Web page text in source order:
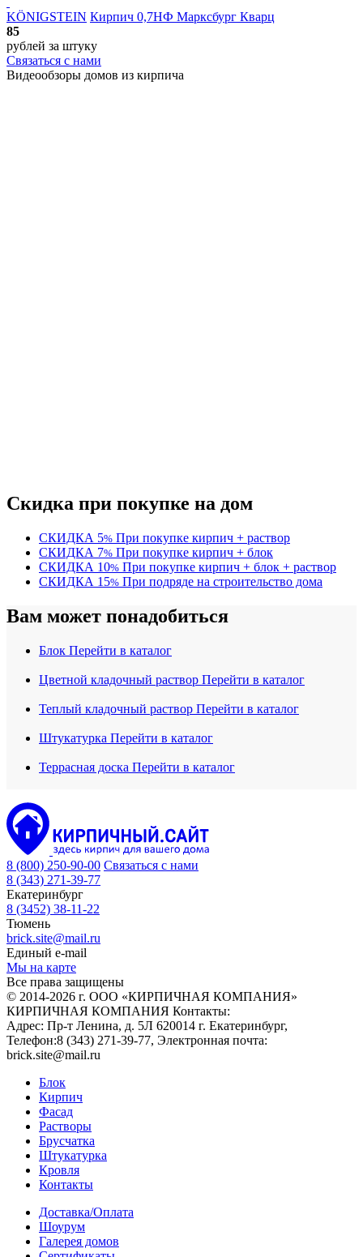
KÖNIGSTEIN Кирпич 0,7НФ Марксбург Кварц
85
рублей за штуку
Связаться с нами
Видеообзоры домов из кирпича
Скидка при покупке на дом
СКИДКА 5% При покупке кирпич + раствор
СКИДКА 7% При покупке кирпич + блок
СКИДКА 10% При покупке кирпич + блок + раствор
СКИДКА 15% При подряде на строительство дома
Вам может понадобиться
Блок Перейти в каталог
Цветной кладочный раствор Перейти в каталог
Теплый кладочный раствор Перейти в каталог
Штукатурка Перейти в каталог
Террасная доска Перейти в каталог
8 (800) 250-90-00 Связаться с нами
8 (343) 271-39-77
Екатеринбург
8 (3452) 38-11-22
Тюмень
brick.site@mail.ru
Единый e-mail
Мы на карте
Все права защищены
© 2014-2026 г. ООО «КИРПИЧНАЯ КОМПАНИЯ»
КИРПИЧНАЯ КОМПАНИЯ Контакты:
Адрес: Пр-т Ленина, д. 5Л 620014 г. Екатеринбург,
Телефон:8 (343) 271-39-77, Электронная почта:
brick.site@mail.ru
Блок
Кирпич
Фасад
Растворы
Брусчатка
Штукатурка
Кровля
Контакты
Доставка/Оплата
Шоурум
Галерея домов